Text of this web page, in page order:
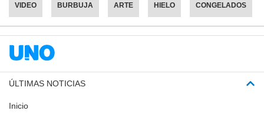
VIDEO BURBUJA ARTE HIELO CONGELADOS
ÚLTIMAS NOTICIAS
Inicio